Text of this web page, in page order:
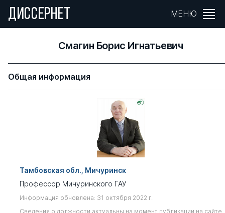
ДИССЕРНЕТ МЕНЮ
Смагин Борис Игнатьевич
Общая информация
Тамбовская обл., Мичуринск
Профессор Мичуринского ГАУ
Информация обновлена: 31 октября 2022 г.
Сведения о должности актуальны на момент публикации на сайте